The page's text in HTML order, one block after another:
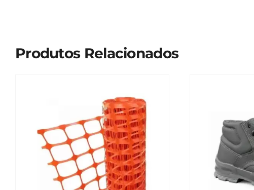
Produtos Relacionados